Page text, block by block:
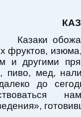
обожали
фруктов,
и другими
пиво, мед,
до